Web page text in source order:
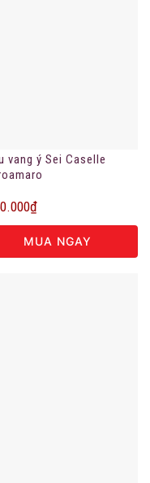
vang ý Sei Caselle
₫
MUA NGAY